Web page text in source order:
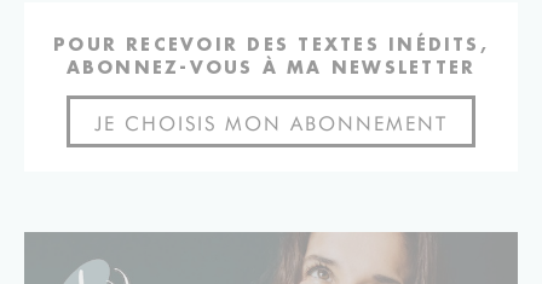
POUR RECEVOIR DES TEXTES INÉDITS,
ABONNEZ-VOUS À MA NEWSLETTER
JE CHOISIS MON ABONNEMENT